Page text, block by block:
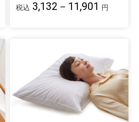
税込 3,132－11,901 円